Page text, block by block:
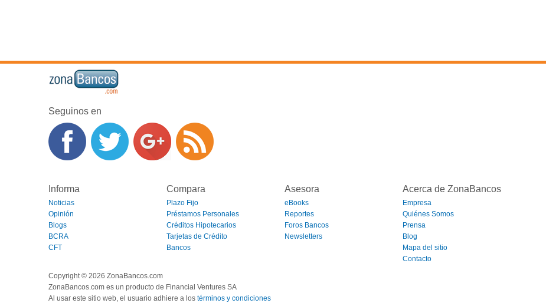
Seguinos en
Informa
Noticias
Opinión
Blogs
BCRA
CFT
Compara
Plazo Fijo
Préstamos Personales
Créditos Hipotecarios
Tarjetas de Crédito
Bancos
Asesora
eBooks
Reportes
Foros Bancos
Newsletters
Acerca de ZonaBancos
Empresa
Quiénes Somos
Prensa
Blog
Mapa del sitio
Contacto
Copyright © 2026 ZonaBancos.com
ZonaBancos.com es un producto de Financial Ventures SA
Al usar este sitio web, el usuario adhiere a los términos y condiciones